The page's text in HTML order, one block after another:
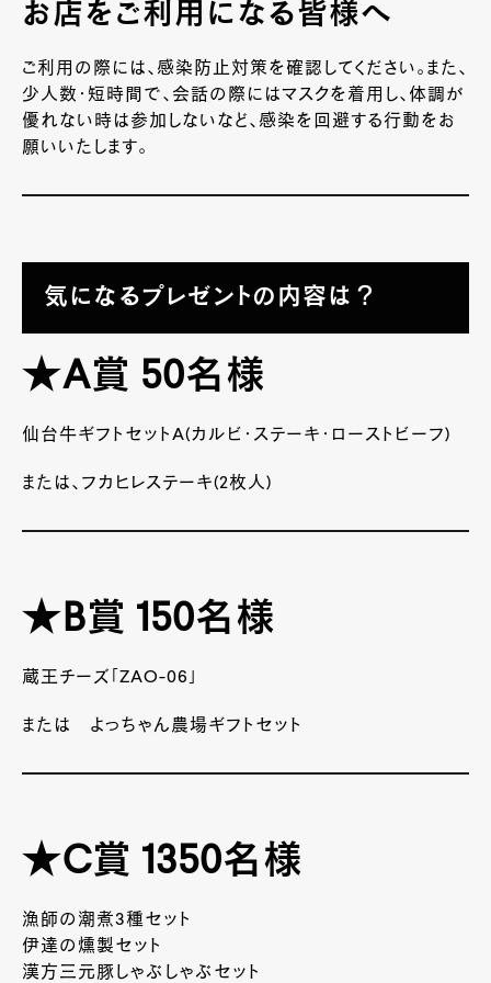
お店をご利用になる皆様へ
ご利用の際には、感染防止対策を確認してください。また、
少人数・短時間で、会話の際にはマスクを着用し、体調が
優れない時は参加しないなど、感染を回避する行動をお
願いいたします。
気になるプレゼントの内容は？
★A賞 50名様
仙台牛ギフトセットA(カルビ・ステーキ・ローストビーフ)
または、フカヒレステーキ(2枚人)
★B賞 150名様
蔵王チーズ「ZAO-06」
または よっちゃん農場ギフトセット
★C賞 1350名様
漁師の潮煮3種セット
伊達の燻製セット
漢方三元豚しゃぶしゃぶセット